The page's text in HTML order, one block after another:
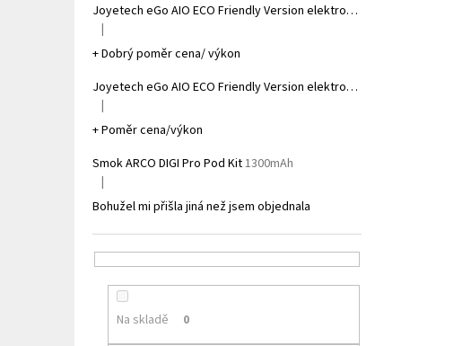
Joyetech eGo AIO ECO Friendly Version elektronická cigareta 1700mAh Gradient Grey
Hodnocení produktu je 5 z 5 hvězdiček.
|
+ Dobrý poměr cena/ výkon
Joyetech eGo AIO ECO Friendly Version elektronická cigareta 1700mAh Gradient Yellow
Hodnocení produktu je 5 z 5 hvězdiček.
|
+ Poměr cena/výkon
Smok ARCO DIGI Pro Pod Kit1300mAh
Hodnocení produktu je 1 z 5 hvězdiček.
|
Bohužel mi přišla jiná než jsem objednala
Na skladě 0